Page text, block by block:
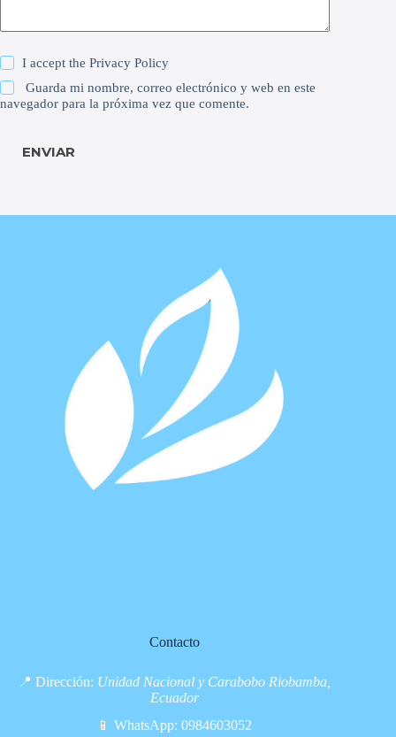
I accept thePrivacy Policy
Guarda mi nombre, correo electrónico y web en este
navegador para la próxima vez que comente.
ENVIAR
Contacto
📍 Dirección: Unidad Nacional y Carabobo Riobamba,
Ecuador
📱 WhatsApp:0984603052